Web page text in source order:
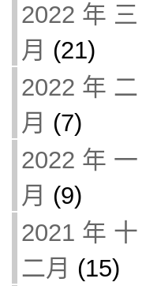
2022 年 三
月 (21)
2022 年 二
月 (7)
2022 年 一
月 (9)
2021 年 十
二月 (15)